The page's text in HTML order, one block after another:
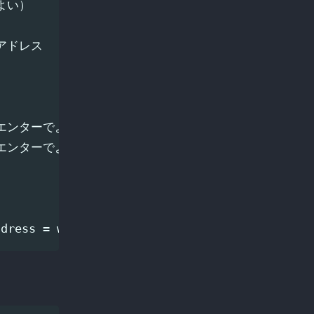
）
レス
でよい
ーでよい